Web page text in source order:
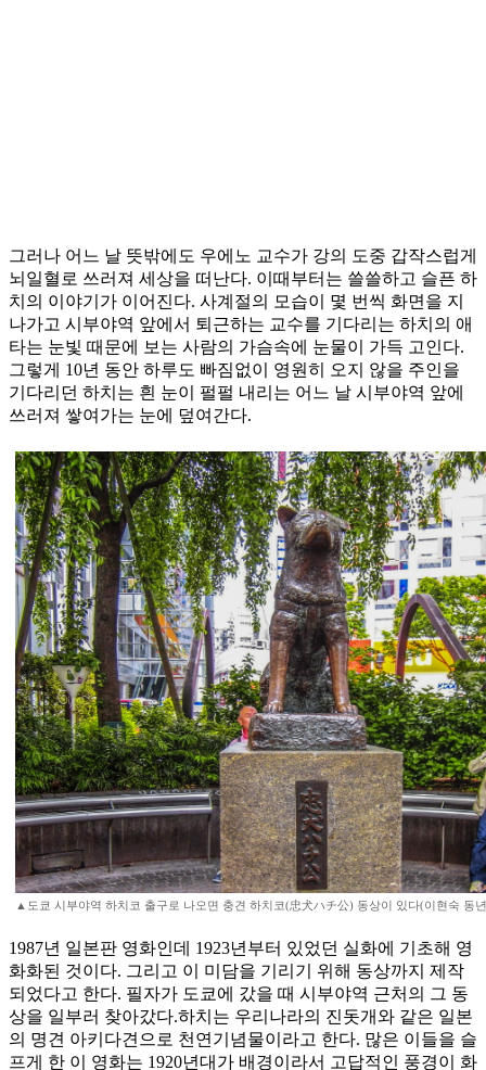
그러나 어느 날 뜻밖에도 우에노 교수가 강의 도중 갑작스럽게
뇌일혈로 쓰러져 세상을 떠난다. 이때부터는 쓸쓸하고 슬픈 하
치의 이야기가 이어진다. 사계절의 모습이 몇 번씩 화면을 지
나가고 시부야역 앞에서 퇴근하는 교수를 기다리는 하치의 애
타는 눈빛 때문에 보는 사람의 가슴속에 눈물이 가득 고인다.
그렇게 10년 동안 하루도 빠짐없이 영원히 오지 않을 주인을
기다리던 하치는 흰 눈이 펄펄 내리는 어느 날 시부야역 앞에
쓰러져 쌓여가는 눈에 덮여간다.
▲도쿄 시부야역 하치코 출구로 나오면 충견 하치코(忠犬ハチ公) 동상이 있다(이현숙 동
1987년 일본판 영화인데 1923년부터 있었던 실화에 기초해 영
화화된 것이다. 그리고 이 미담을 기리기 위해 동상까지 제작
되었다고 한다. 필자가 도쿄에 갔을 때 시부야역 근처의 그 동
상을 일부러 찾아갔다.하치는 우리나라의 진돗개와 같은 일본
의 명견 아키다견으로 천연기념물이라고 한다. 많은 이들을 슬
프게 한 이 영화는 1920년대가 배경이라서 고답적인 풍경이 화